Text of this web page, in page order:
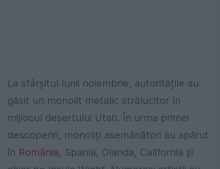
La sfârșitul lunii noiembrie, autoritățile au
găsit un monolit metalic strălucitor în
mijlocul deșertului Utah. În urma primei
descoperiri, monoliți asemănători au apărut
în România, Spania, Olanda, California și